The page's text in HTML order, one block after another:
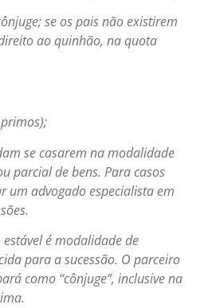
se os pais não existirem
ao quinhão, na quota
se casarem na modalidade
parcial de bens. Para casos
um advogado especialista em
estável é modalidade de
para a sucessão. O parceiro
como “cônjuge”, inclusive na